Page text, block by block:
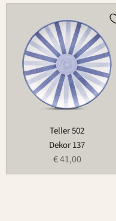
Teller 502
Dekor 137
€ 41,00